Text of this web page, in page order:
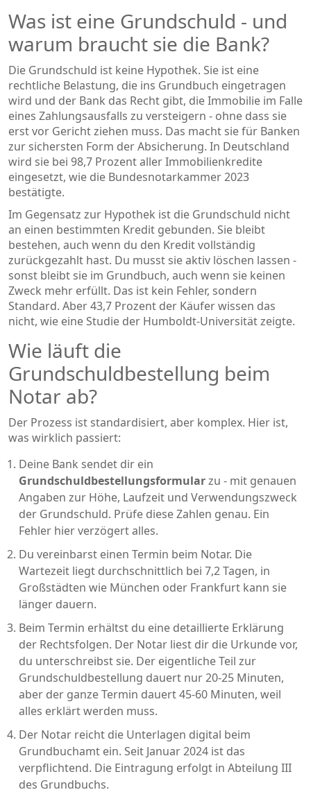
Was ist eine Grundschuld - und
warum braucht sie die Bank?
Die Grundschuld ist keine Hypothek. Sie ist eine
rechtliche Belastung, die ins Grundbuch eingetragen
wird und der Bank das Recht gibt, die Immobilie im Falle
eines Zahlungsausfalls zu versteigern - ohne dass sie
erst vor Gericht ziehen muss. Das macht sie für Banken
zur sichersten Form der Absicherung. In Deutschland
wird sie bei 98,7 Prozent aller Immobilienkredite
eingesetzt, wie die Bundesnotarkammer 2023
bestätigte.
Im Gegensatz zur Hypothek ist die Grundschuld nicht
an einen bestimmten Kredit gebunden. Sie bleibt
bestehen, auch wenn du den Kredit vollständig
zurückgezahlt hast. Du musst sie aktiv löschen lassen -
sonst bleibt sie im Grundbuch, auch wenn sie keinen
Zweck mehr erfüllt. Das ist kein Fehler, sondern
Standard. Aber 43,7 Prozent der Käufer wissen das
nicht, wie eine Studie der Humboldt-Universität zeigte.
Wie läuft die
Grundschuldbestellung beim
Notar ab?
Der Prozess ist standardisiert, aber komplex. Hier ist,
was wirklich passiert:
Deine Bank sendet dir ein
Grundschuldbestellungsformularzu - mit genauen
Angaben zur Höhe, Laufzeit und Verwendungszweck
der Grundschuld. Prüfe diese Zahlen genau. Ein
Fehler hier verzögert alles.
Du vereinbarst einen Termin beim Notar. Die
Wartezeit liegt durchschnittlich bei 7,2 Tagen, in
Großstädten wie München oder Frankfurt kann sie
länger dauern.
Beim Termin erhältst du eine detaillierte Erklärung
der Rechtsfolgen. Der Notar liest dir die Urkunde vor,
du unterschreibst sie. Der eigentliche Teil zur
Grundschuldbestellung dauert nur 20-25 Minuten,
aber der ganze Termin dauert 45-60 Minuten, weil
alles erklärt werden muss.
Der Notar reicht die Unterlagen digital beim
Grundbuchamt ein. Seit Januar 2024 ist das
verpflichtend. Die Eintragung erfolgt in Abteilung III
des Grundbuchs.